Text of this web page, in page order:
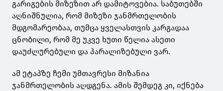
გარიგების მიზეზით არ დამიტოვებია. საბუთებში
აღნიშნულია, რომ მიზეზი ჯანმრთელობის
მდგომარეობაა, თუმცა ყველასთვის კარგადაა
ცნობილი, რომ მე უკვე ხუთი წელია ასეთი
დაუძლურებული და პარალიზებული ვარ.
ამ ეტაპზე ჩემი უმთავრესი მიზანია
ჯანმრთელობის აღდგენა. ამის შემდეგ კი, იქნება